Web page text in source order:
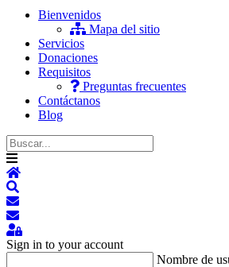
Bienvenidos
Mapa del sitio
Servicios
Donaciones
Requisitos
Preguntas frecuentes
Contáctanos
Blog
Home
Suscribirse a las actualizaciones
Darse de baja del blog
Sign In
Sign in to your account
Nombre de